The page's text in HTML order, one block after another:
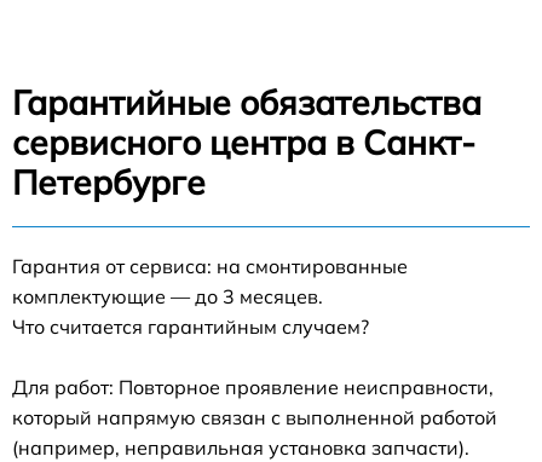
Гарантийные обязательства
сервисного центра в Санкт-
Петербурге
Гарантия от сервиса: на смонтированные
комплектующие — до 3 месяцев.
Что считается гарантийным случаем?
Для работ: Повторное проявление неисправности,
который напрямую связан с выполненной работой
(например, неправильная установка запчасти).